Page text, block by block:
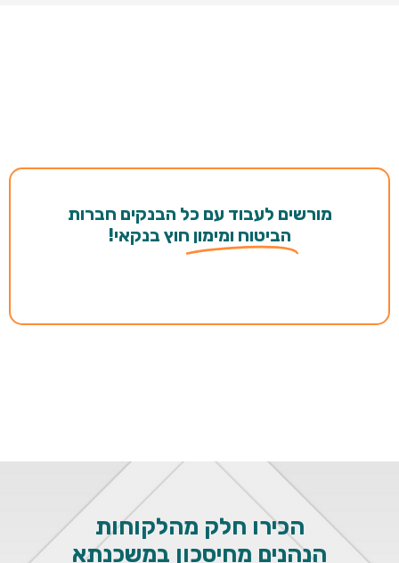
מורשים לעבוד עם כל הבנקים חברות
הביטוח ומימון חוץ בנקאי!
הכירו חלק מהלקוחות
הנהנים מחיסכון במשכנתא